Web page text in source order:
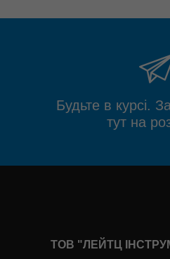
Будьте в курсі.
тут на
ТОВ "ЛЕЙТЦ